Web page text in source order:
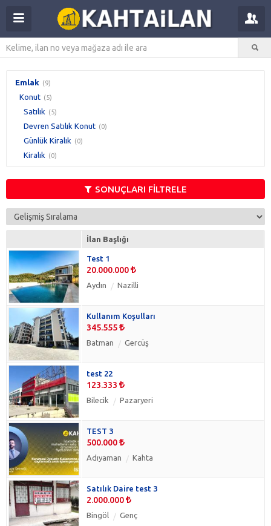
Emlak (9)
Konut (5)
Satılık (5)
Devren Satılık Konut (0)
Günlük Kiralık (0)
Kiralık (0)
SONUÇLARI FİLTRELE
İlan Başlığı
Test 1
20.000.000
Aydın Nazilli
Kullanım Koşulları
345.555
Batman Gercüş
test 22
123.333
Bilecik Pazaryeri
TEST 3
500.000
Adıyaman Kahta
Satılık Daire test 3
2.000.000
Bingöl Genç